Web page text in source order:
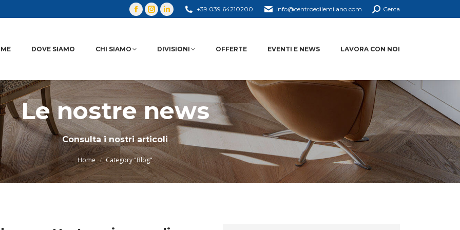
+39 039 64210200 info@centroedilemilano.com Cerca
DOVE SIAMO CHI SIAMO DIVISIONI OFFERTE EVENTI E NEWS LAVORA CON NOI
Le nostre news
Consulta i nostri articoli
You are here:
Home Category "Blog"